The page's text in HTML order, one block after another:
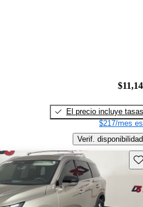
El precio incluye tasas
$217/mes
Verif. disponibilidad